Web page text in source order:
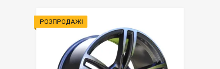
РОЗПРОДАЖ!